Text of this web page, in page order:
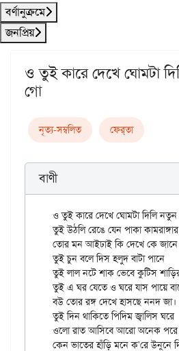
বর্ণানুক্রমে
জনপ্রিয়
ও তুই কারে দেখে ঘোমটা
গো
নৃত্য-সম্বলিত ফের্‌তা
বাণী
ও তুই কারে দেখে ঘোমটা দিলি
তুই উঠলি রেঙে যেন পাকা
তোর মন আইঢাই কি দেখে কে জানে
তুই চুন বলে দিস হলুদ বাটা পানে
তুই লাল নটে শাক ভেবে কুটিস
তুই এ ঘর যেতে ও ঘরে যাস পায়ে
বউ তোর রঙ্গ দেখে হাসছে ননদ জা।
তুই দিন থাকিতে পিদিম জ্বালিস ঘরে
ওলো রাত আসিবে আরো অনেক পরে